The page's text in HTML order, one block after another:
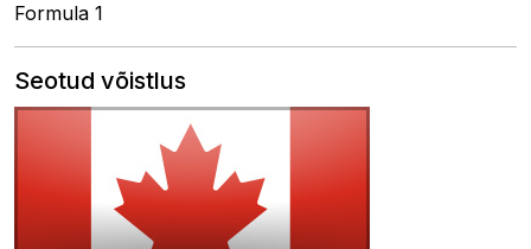
Formula 1
Seotud võistlus